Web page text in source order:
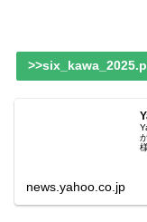
news.yahoo.co.jp